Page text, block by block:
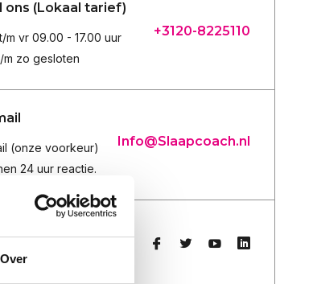
Over
ons (Lokaal tarief)
m vr 09.00 - 17.00 uur
m zo gesloten
+3120-8225110
(onze voorkeur)
24 uur reactie.
Info@Slaapcoach.nl
ons op